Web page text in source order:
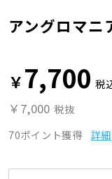
アングロマニ
￥7,700 税
￥7,000 税抜
70ポイント獲得
詳細